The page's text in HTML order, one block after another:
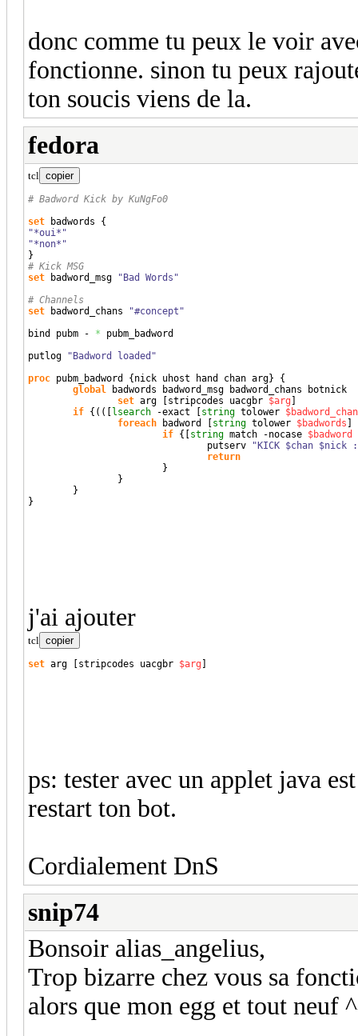
donc comme tu peux le voir
fonctionne. sinon tu peux
ton soucis viens de la.
fedora
tcl copier
# Badword Kick by KuNgFo0
set badwords {
"*oui*"
"*non*"
}
# Kick MSG
set badword_msg
"Bad Words"
# Channels
set badword_chans
"#concept"
bind pubm - * pubm_badword
putlog
"Badword loaded"
proc pubm_badword {nick uhost hand chan arg}
{
global badwords badword_msg badword_chans botnick
set arg [stripcodes uacgbr $arg ]
if { ( ( [lsearch -exact [string tolower
foreach badword [string tolower $badwords ]
if { [string match -nocase $badword
                                putserv
"KICK $chan $nick
return
}
}
}
}
j'ai ajouter
tcl copier
set arg [stripcodes uacgbr $arg ]
ps: tester avec un applet java
restart ton bot.
Cordialement DnS
snip74
Bonsoir alias_angelius,
Trop bizarre chez vous sa
alors que mon egg et tout neuf